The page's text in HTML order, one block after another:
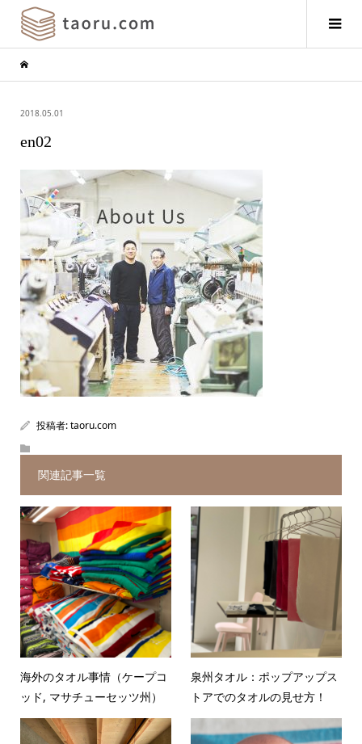
2018.05.01
en02
投稿者:taoru.com
関連記事一覧
海外のタオル事情（ケープコ
ッド, マサチューセッツ州）
泉州タオル：ポップアップス
トアでのタオルの見せ方！